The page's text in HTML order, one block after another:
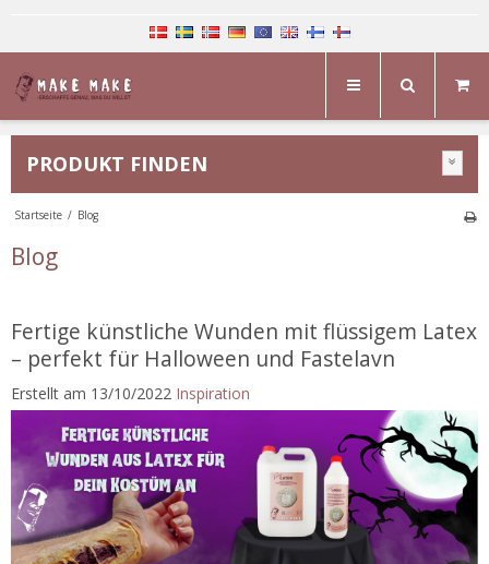
PRODUKT FINDEN
Startseite / Blog
Blog
Fertige künstliche Wunden mit flüssigem Latex
– perfekt für Halloween und Fastelavn
Erstellt am 13/10/2022 Inspiration